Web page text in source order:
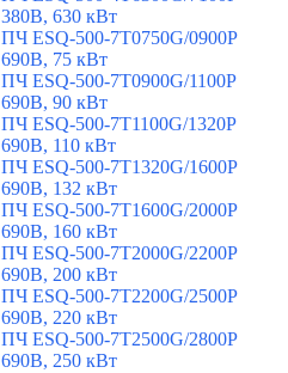
380В, 630 кВт
ПЧ ESQ-500-7T0750G/0900P
690В, 75 кВт
ПЧ ESQ-500-7T0900G/1100P
690В, 90 кВт
ПЧ ESQ-500-7T1100G/1320P
690В, 110 кВт
ПЧ ESQ-500-7T1320G/1600P
690В, 132 кВт
ПЧ ESQ-500-7T1600G/2000P
690В, 160 кВт
ПЧ ESQ-500-7T2000G/2200P
690В, 200 кВт
ПЧ ESQ-500-7T2200G/2500P
690В, 220 кВт
ПЧ ESQ-500-7T2500G/2800P
690В, 250 кВт